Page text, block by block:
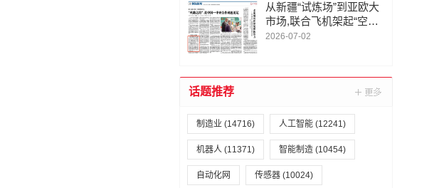
从新疆“试炼场”到亚欧大
市场,联合飞机架起“空中
丝路”
2026-07-02
话题推荐
制造业 (14716) 人工智能 (12241)
机器人 (11371) 智能制造 (10454)
自动化网 传感器 (10024)